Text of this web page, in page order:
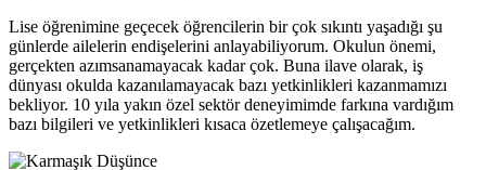
Lise öğrenimine geçecek öğrencilerin bir çok sıkıntı yaşadığı şu
günlerde ailelerin endişelerini anlayabiliyorum. Okulun önemi,
gerçekten azımsanamayacak kadar çok. Buna ilave olarak, iş
dünyası okulda kazanılamayacak bazı yetkinlikleri kazanmamızı
bekliyor. 10 yıla yakın özel sektör deneyimimde farkına vardığım
bazı bilgileri ve yetkinlikleri kısaca özetlemeye çalışacağım.